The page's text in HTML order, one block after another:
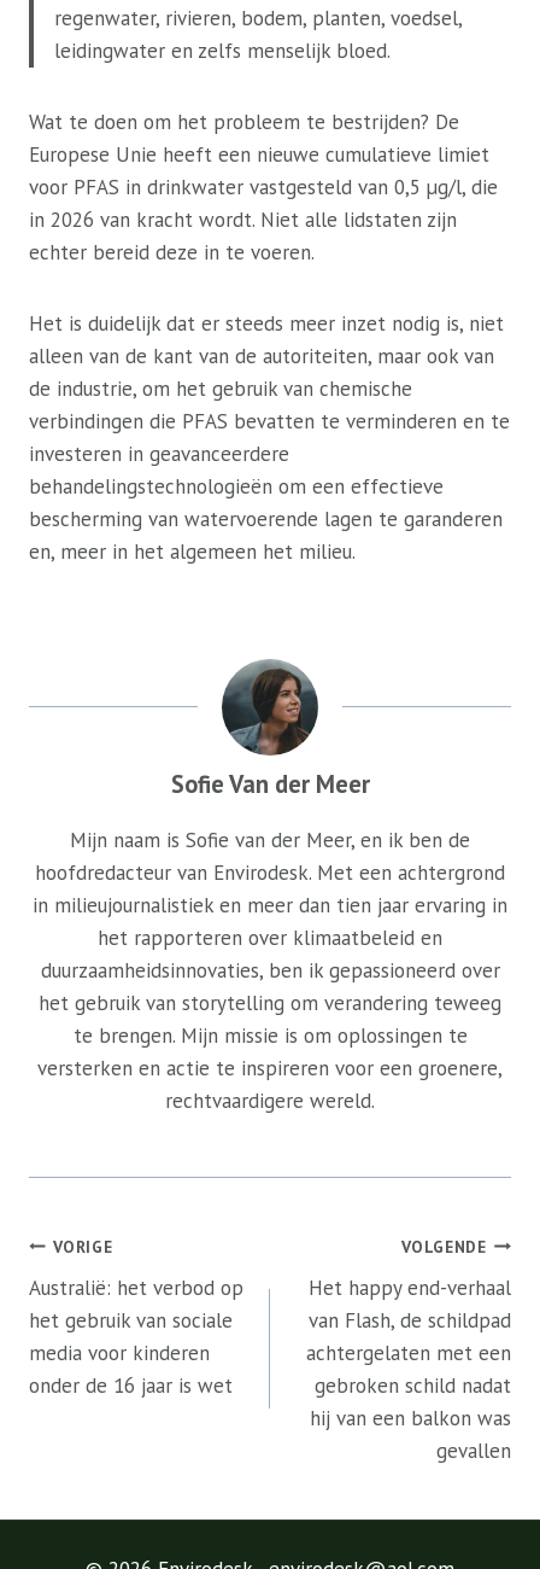
regenwater, rivieren, bodem, planten, voedsel,
leidingwater en zelfs menselijk bloed.
Wat te doen om het probleem te bestrijden? De
Europese Unie heeft een nieuwe cumulatieve limiet
voor PFAS in drinkwater vastgesteld van 0,5 µg/l, die
in 2026 van kracht wordt. Niet alle lidstaten zijn
echter bereid deze in te voeren.
Het is duidelijk dat er steeds meer inzet nodig is, niet
alleen van de kant van de autoriteiten, maar ook van
de industrie, om het gebruik van chemische
verbindingen die PFAS bevatten te verminderen en te
investeren in geavanceerdere
behandelingstechnologieën om een ​​effectieve
bescherming van watervoerende lagen te garanderen
en, meer in het algemeen het milieu.
Sofie Van der Meer
Mijn naam is Sofie van der Meer, en ik ben de
hoofdredacteur van Envirodesk. Met een achtergrond
in milieujournalistiek en meer dan tien jaar ervaring in
het rapporteren over klimaatbeleid en
duurzaamheidsinnovaties, ben ik gepassioneerd over
het gebruik van storytelling om verandering teweeg
te brengen. Mijn missie is om oplossingen te
versterken en actie te inspireren voor een groenere,
rechtvaardigere wereld.
Bericht
navigatie
VORIGE
Australië: het verbod op
het gebruik van sociale
media voor kinderen
onder de 16 jaar is wet
VOLGENDE
Het happy end-verhaal
van Flash, de schildpad
achtergelaten met een
gebroken schild nadat
hij van een balkon was
gevallen